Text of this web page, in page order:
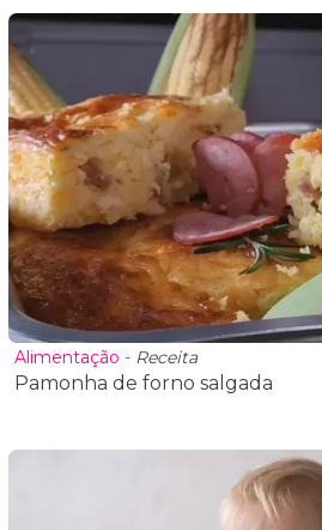
Alimentação - Receita
Pamonha de forno salgada